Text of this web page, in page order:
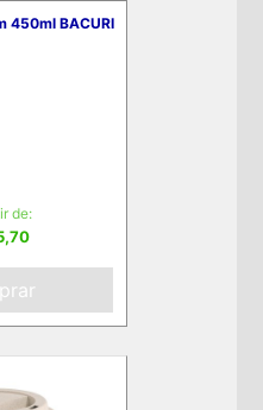
450ml BACURI
de: